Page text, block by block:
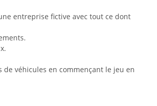
entreprise fictive avec tout ce dont
véhicules en commençant le jeu en